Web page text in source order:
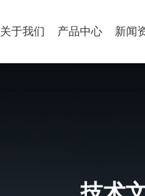
关于我们 产品中心 新闻